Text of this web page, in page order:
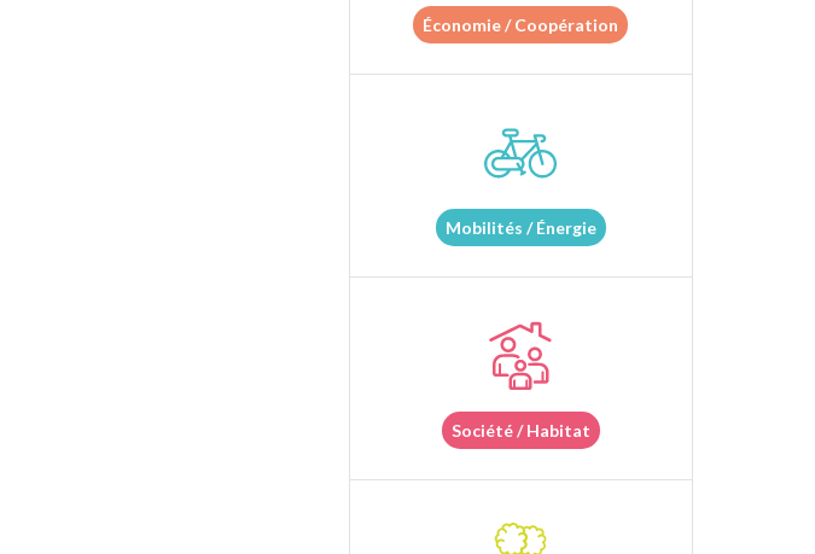
Économie / Coopération
Mobilités / Énergie
Société / Habitat